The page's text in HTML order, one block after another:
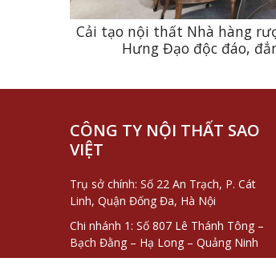
Cải tạo nội thất Nhà hàng
Hưng Đạo độc đáo,
CÔNG TY NỘI THẤT SAO
VIỆT
Trụ sở chính: Số 22 An Trạch, P. Cát
Linh, Quận Đống Đa, Hà Nội
Chi nhánh 1: Số 807 Lê Thánh Tông –
Bạch Đằng – Hạ Long – Quảng Ninh